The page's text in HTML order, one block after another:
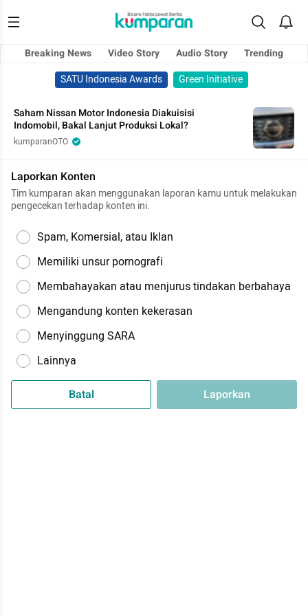
Breaking News Video Story Audio Story
Trending
SATU Indonesia Awards
Green Initiative
Saham Nissan Motor Indonesia Diakuisisi
Indomobil, Bakal Lanjut Produksi Lokal?
kumparanOTO
Laporkan Konten
Tim kumparan akan menggunakan laporan kamu untuk melakukan
pengecekan terhadap konten ini.
Spam, Komersial, atau Iklan
Memiliki unsur pornografi
Membahayakan atau menjurus tindakan berbahaya
Mengandung konten kekerasan
Menyinggung SARA
Lainnya
Batal Laporkan